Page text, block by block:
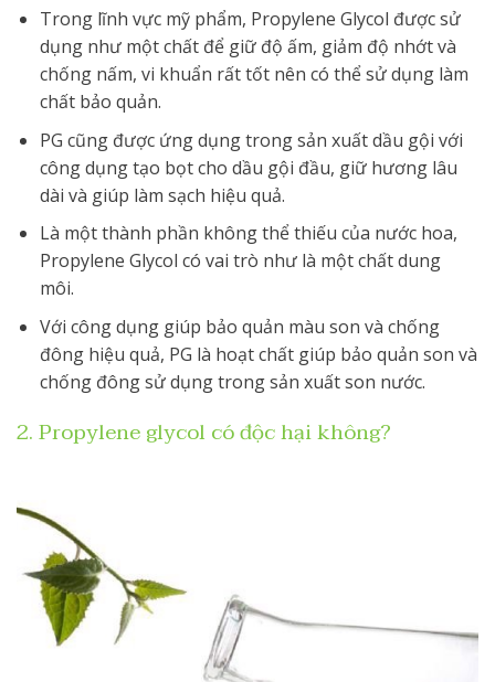
Trong lĩnh vực mỹ phẩm, Propylene Glycol được sử
dụng như một chất để giữ độ ấm, giảm độ nhớt và
chống nấm, vi khuẩn rất tốt nên có thể sử dụng làm
chất bảo quản.
PG cũng được ứng dụng trong sản xuất dầu gội với
công dụng tạo bọt cho dầu gội đầu, giữ hương lâu
dài và giúp làm sạch hiệu quả.
Là một thành phần không thể thiếu của nước hoa,
Propylene Glycol có vai trò như là một chất dung
môi.
Với công dụng giúp bảo quản màu son và chống
đông hiệu quả, PG là hoạt chất giúp bảo quản son và
chống đông sử dụng trong sản xuất son nước.
2. Propylene glycol có độc hại không?